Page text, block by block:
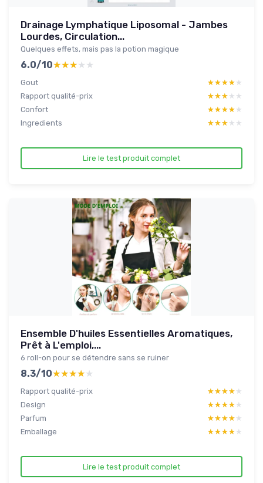
Drainage Lymphatique Liposomal - Jambes
Lourdes, Circulation...
Quelques effets, mais pas la potion magique
6.0/10★★★★★
★★★★★
Gout ★★★★★
★★★★★
Rapport qualité-prix
★★★★★
★★★★★
Confort
★★★★★
★★★★★
Ingredients
★★★★★
★★★★★
Lire le test produit complet
Ensemble D'huiles Essentielles Aromatiques,
Prêt à L'emploi,...
6 roll-on pour se détendre sans se ruiner
8.3/10★★★★★
★★★★★
Rapport qualité-prix ★★★★★
★★★★★
Design
★★★★★
★★★★★
Parfum
★★★★★
★★★★★
Emballage
★★★★★
★★★★★
Lire le test produit complet